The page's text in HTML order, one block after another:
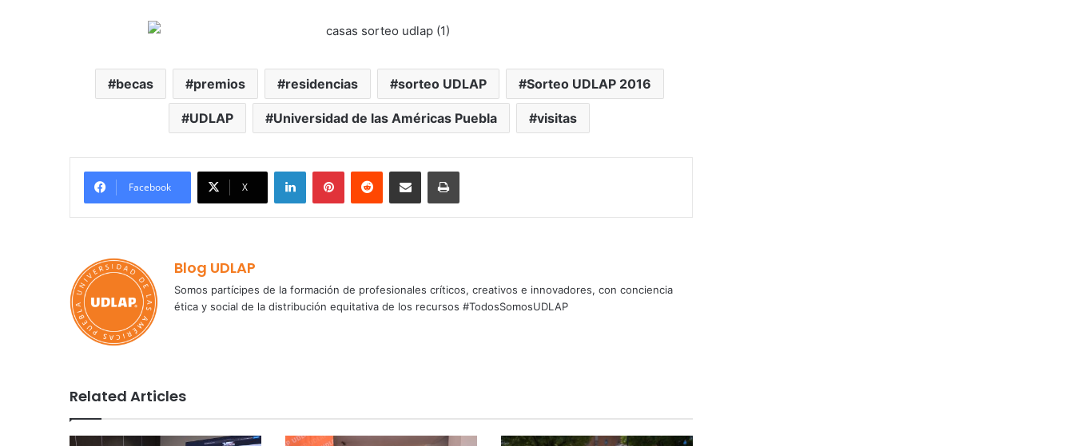
becas premios residencias sorteo UDLAP Sorteo UDLAP 2016
UDLAP Universidad de las Américas Puebla visitas
Facebook X
LinkedInPinterestReddit Share via Email Print
Blog UDLAP
Somos partícipes de la formación de profesionales críticos, creativos e innovadores, con conciencia
ética y social de la distribución equitativa de los recursos #TodosSomosUDLAP
Related Articles